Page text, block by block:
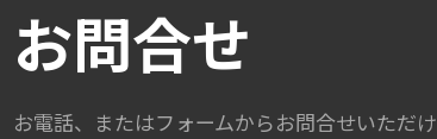
お問合せ
お電話、またはフォームからお問合せいただけ